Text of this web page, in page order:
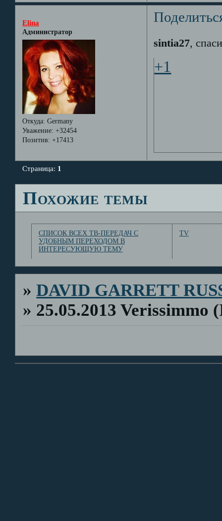
Elina
Администратор
Откуда: Germany
Уважение: +32454
Позитив: +17413
sintia27,
+1
Страница: 1
Похожие темы
СПИСОК ВСЕХ ТВ-ПЕРЕДАЧ С
УДОБНЫМ ПЕРЕХОДОМ В
ИНТЕРЕСУЮЩУЮ ТЕМУ
TV
»DAVID GARRETT
» 25.05.2013 Verissimmo